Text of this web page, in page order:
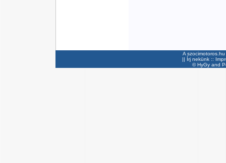
A
|| Írj nekünk ::
©HyGyand